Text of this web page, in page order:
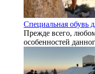
Специальная обувь
Прежде всего,
особенностей